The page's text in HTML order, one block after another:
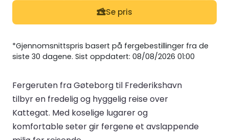
Se pris
*Gjennomsnittspris basert på fergebestillinger fra de
siste 30 dagene. Sist oppdatert: 08/08/2026 01:00
Fergeruten fra Gøteborg til Frederikshavn
tilbyr en fredelig og hyggelig reise over
Kattegat. Med koselige lugarer og
komfortable seter gir fergene et avslappende